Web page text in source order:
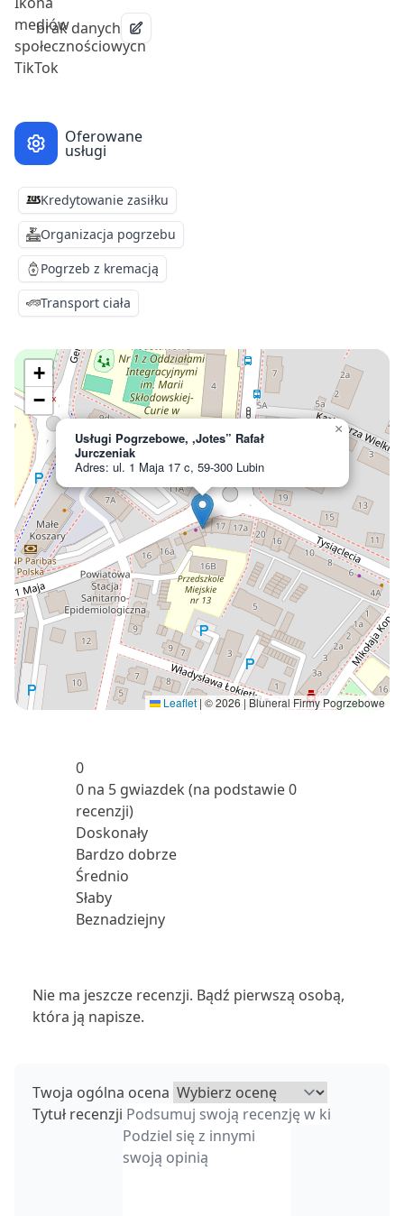
brak danych
Oferowane
usługi
Kredytowanie zasiłku
Organizacja pogrzebu
Pogrzeb z kremacją
Transport ciała
Usługi Pogrzebowe, ,Jotes” Rafał
Jurczeniak
Adres: ul. 1 Maja 17 c, 59-300 Lubin
×
+
−
Leaflet | © 2026 | Bluneral Firmy Pogrzebowe
0
0 na 5 gwiazdek (na podstawie 0
recenzji)
Doskonały
Bardzo dobrze
Średnio
Słaby
Beznadziejny
Nie ma jeszcze recenzji. Bądź pierwszą osobą,
która ją napisze.
Twoja ogólna ocena
Tytuł recenzji